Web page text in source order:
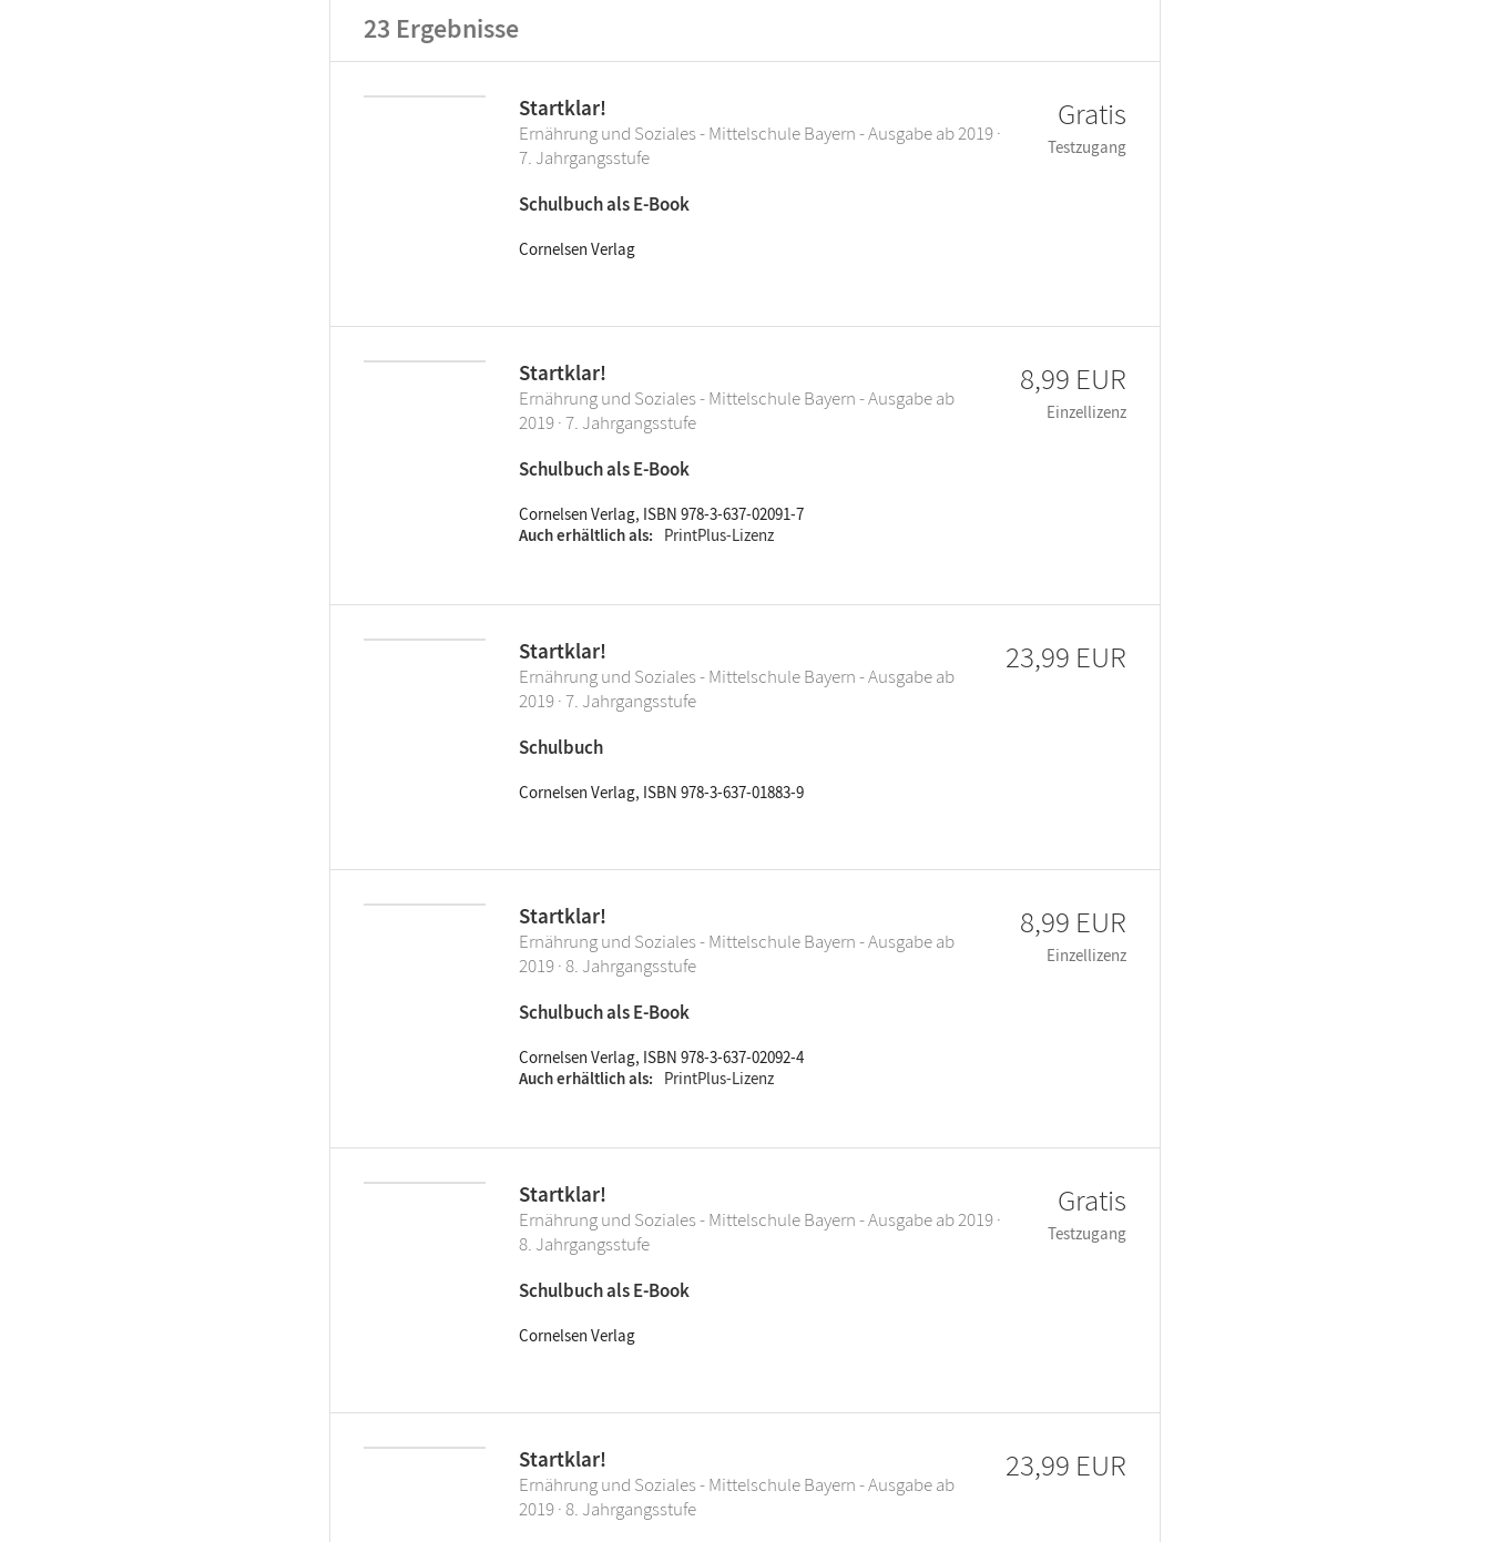
23 Ergebnisse
Startklar!
Ernährung und Soziales - Mittelschule Bayern - Ausgabe ab 2019 ·
7. Jahrgangsstufe
Schulbuch als E-Book
Cornelsen Verlag
Gratis
Testzugang
Startklar!
Ernährung und Soziales - Mittelschule Bayern - Ausgabe ab
2019 · 7. Jahrgangsstufe
Schulbuch als E-Book
Cornelsen Verlag, ISBN 978-3-637-02091-7
Auch erhältlich als
PrintPlus-Lizenz
8,99 EUR
Einzellizenz
Startklar!
Ernährung und Soziales - Mittelschule Bayern - Ausgabe ab
2019 · 7. Jahrgangsstufe
Schulbuch
Cornelsen Verlag, ISBN 978-3-637-01883-9
23,99 EUR
Startklar!
Ernährung und Soziales - Mittelschule Bayern - Ausgabe ab
2019 · 8. Jahrgangsstufe
Schulbuch als E-Book
Cornelsen Verlag, ISBN 978-3-637-02092-4
Auch erhältlich als
PrintPlus-Lizenz
8,99 EUR
Einzellizenz
Startklar!
Ernährung und Soziales - Mittelschule Bayern - Ausgabe ab 2019 ·
8. Jahrgangsstufe
Schulbuch als E-Book
Cornelsen Verlag
Gratis
Testzugang
Startklar!
Ernährung und Soziales - Mittelschule Bayern - Ausgabe ab
2019 · 8. Jahrgangsstufe
23,99 EUR